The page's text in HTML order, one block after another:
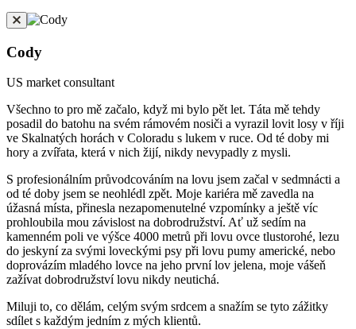
Cody
US market consultant
Všechno to pro mě začalo, když mi bylo pět let. Táta mě tehdy
posadil do batohu na svém rámovém nosiči a vyrazil lovit losy v říji
ve Skalnatých horách v Coloradu s lukem v ruce. Od té doby mi
hory a zvířata, která v nich žijí, nikdy nevypadly z mysli.
S profesionálním průvodcováním na lovu jsem začal v sedmnácti a
od té doby jsem se neohlédl zpět. Moje kariéra mě zavedla na
úžasná místa, přinesla nezapomenutelné vzpomínky a ještě víc
prohloubila mou závislost na dobrodružství. Ať už sedím na
kamenném poli ve výšce 4000 metrů při lovu ovce tlustorohé, lezu
do jeskyní za svými loveckými psy při lovu pumy americké, nebo
doprovázím mladého lovce na jeho první lov jelena, moje vášeň
zažívat dobrodružství lovu nikdy neutichá.
Miluji to, co dělám, celým svým srdcem a snažím se tyto zážitky
sdílet s každým jedním z mých klientů.